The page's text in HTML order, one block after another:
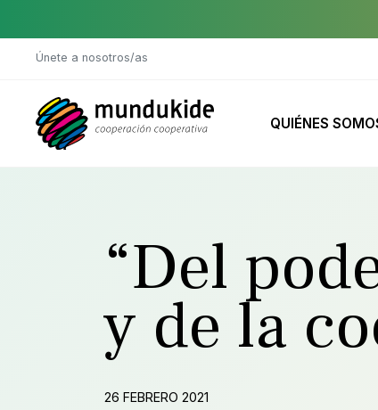
QUIÉNES
Únete a nosotros/as
“Del
y de la
26 FEBRERO 2021